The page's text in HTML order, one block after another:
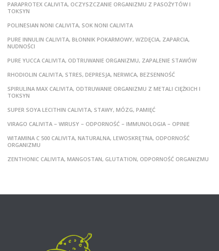
PARAPROTEX CALIVITA, OCZYSZCZANIE ORGANIZMU Z PASOŻYTÓW I
TOKSYN
POLINESIAN NONI CALIVITA, SOK NONI CALIVITA
PURE INNULIN CALIVITA, BŁONNIK POKARMOWY, WZDĘCIA, ZAPARCIA,
NUDNOŚCI
PURE YUCCA CALIVITA, ODTRUWANIE ORGANIZMU, ZAPALENIE STAWÓW
RHODIOLIN CALIVITA, STRES, DEPRESJA, NERWICA, BEZSENNOŚĆ
SPIRULINA MAX CALIVITA, ODTRUWANIE ORGANIZMU Z METALI CIĘŻKICH I
TOKSYN
SUPER SOYA LECITHIN CALIVITA, STAWY, MÓZG, PAMIĘĆ
VIRAGO CALIVITA – WIRUSY – ODPORNOŚĆ – IMMUNOLOGIA – OPINIE
WITAMINA C 500 CALIVITA, NATURALNA, LEWOSKRĘTNA, ODPORNOŚĆ
ORGANIZMU
ZENTHONIC CALIVITA, MANGOSTAN, GLUTATION, ODPORNOŚĆ ORGANIZMU